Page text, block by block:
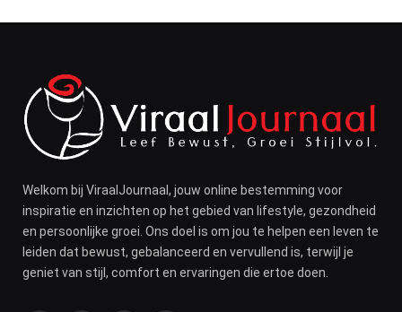
Welkom bij ViraalJournaal, jouw online bestemming voor
inspiratie en inzichten op het gebied van lifestyle, gezondheid
en persoonlijke groei. Ons doel is om jou te helpen een leven te
leiden dat bewust, gebalanceerd en vervullend is, terwijl je
geniet van stijl, comfort en ervaringen die ertoe doen.